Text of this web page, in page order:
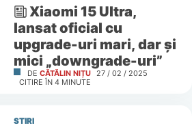
Xiaomi 15 Ultra,
lansat oficial cu
upgrade-uri mari, dar și
mici „downgrade-uri”
DE CĂTĂLIN NIȚU 27 / 02 / 2025
CITIRE ÎN 4 MINUTE
STIRI